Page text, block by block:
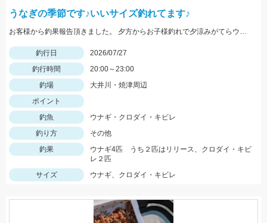
うなぎの季節です♪いいサイズ釣れてます♪
お客様から釣果報告頂きました。 夕方からお子様釣れで夕涼みがてらウナギ釣り 本命４本（うち２本は小型のためリリーズ）その他クロダイ・キビレが２枚釣れました。 エサはドバミミズとのことです。
釣行日
2026/07/27
釣行時間
20:00～23:00
釣場
大井川・焼津周辺
ポイント
釣魚
ウナギ・クロダイ・キビレ
釣り方
その他
釣果
ウナギ4匹 うち２匹はリリース、クロダイ・キビ
レ２匹
サイズ
ウナギ、クロダイ・キビレ